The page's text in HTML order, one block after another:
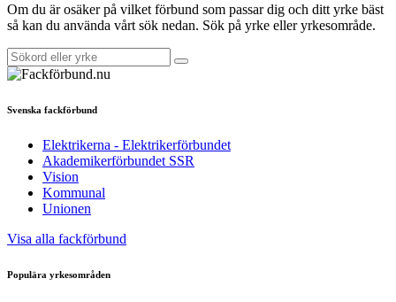
Om du är osäker på vilket förbund som passar dig och ditt yrke bäst
så kan du använda vårt sök nedan. Sök på yrke eller yrkesområde.
Svenska fackförbund
Elektrikerna - Elektrikerförbundet
Akademikerförbundet SSR
Vision
Kommunal
Unionen
Visa alla fackförbund
Populära yrkesområden